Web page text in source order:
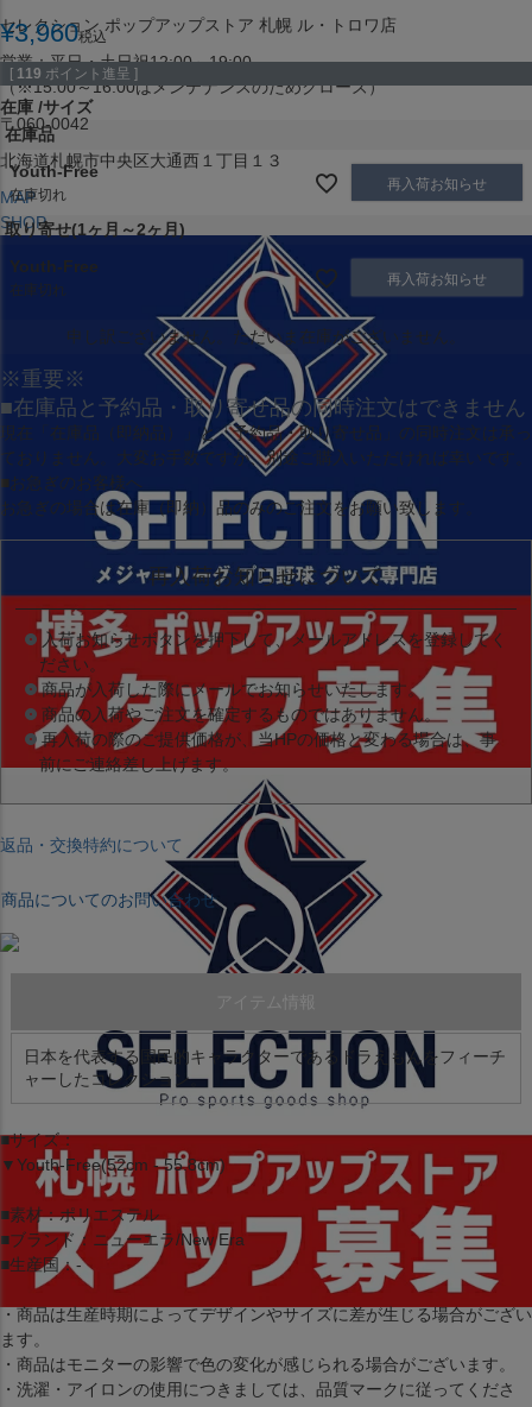
セレクション ポップアップストア 札幌 ル・トロワ店
営業：平日・土日祝12:00～19:00
（※15:00～16:00はメンテナンスのためクローズ）
〒060-0042
北海道札幌市中央区大通西１丁目１３
MAP
SHOP
¥3,960税込
[ 119 ポイント進呈 ]
在庫 サイズ
在庫品
Youth-Free
在庫切れ
再入荷お知らせ
取り寄せ(1ヶ月～2ヶ月)
Youth-Free
在庫切れ
再入荷お知らせ
申し訳ございません。ただいま在庫がございません。
※重要※
■在庫品と予約品・取り寄せ品の同時注文はできません
現在 「在庫品（即納品）」 と「予約品・取り寄せ品」 の同時注文は承っ
ておりません。大変お手数ですが、別途ご購入いただければ幸いです。
■お急ぎのお客様へ
お急ぎの場合は 在庫（即納）品のみのご注文をお願い致します。
再入荷お知らせについて
入荷お知らせボタンを押下して、メールアドレスを登録してく
ださい。
商品が入荷した際にメールでお知らせいたします。
商品の入荷やご注文を確定するものではありません。
再入荷の際のご提供価格が、当HPの価格と変わる場合は、事
前にご連絡差し上げます。
返品・交換特約について
商品についてのお問い合わせ
アイテム情報
日本を代表する国民的キャラクターであるドラえもんをフィーチ
ャーしたコレクション。
■サイズ：
▼Youth-Free(52cm - 55.8cm)
■素材：ポリエステル
■ブランド：ニューエラ/New Era
■生産国：-
・商品は生産時期によってデザインやサイズに差が生じる場合がござい
ます。
・商品はモニターの影響で色の変化が感じられる場合がございます。
・洗濯・アイロンの使用につきましては、品質マークに従ってくださ